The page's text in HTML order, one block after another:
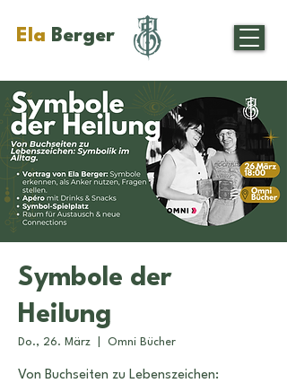
Ela Berger
Symbole der
Heilung
Do., 26. März Omni Bücher
Von Buchseiten zu Lebenszeichen: